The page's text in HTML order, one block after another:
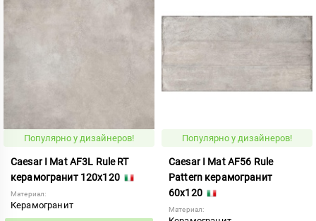
Популярно у дизайнеров!
Caesar I Mat AF3L Rule RT
керамогранит 120x120
Материал:
Керамогранит
Популярно у дизайнеров!
Caesar I Mat AF56 Rule
Pattern керамогранит
60x120
Материал: